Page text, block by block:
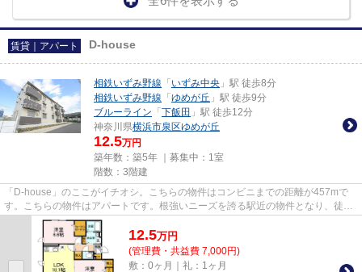
賃貸｜アパート D-house
相鉄いずみ野線 「 いずみ中央 」駅 徒歩8分
相鉄いずみ野線 「 ゆめが丘 」駅 徒歩9分
ブルーライン 「 下飯田 」駅 徒歩12分
神奈川県横浜市泉区ゆめが丘
12.5万円
築年数：築5年 ｜募集中： 1室
階数：3階建
「D-house」のここがイチオシ。こちらの物件はコンビニまでの距離が457mで
す。こちらの物件はアパートです。根強いニーズを誇る駅近の物件となり、徒歩
8分に駅があります。アパマンメ...
12.5万円
(管理費・共益費 7,000円)
敷：0ヶ月｜礼：1ヶ月